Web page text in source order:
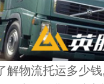
物流托运多少钱